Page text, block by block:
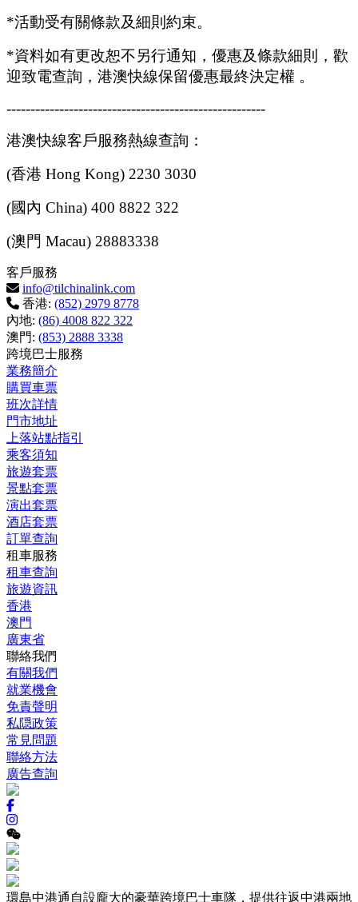
*活動受有關條款及細則約束。
*資料如有更改恕不另行通知，優惠及條款細則，歡
迎致電查詢，港澳快線保留優惠最終決定權 。
------------------------------------------------------
港澳快線客戶服務熱線查詢：
(香港 Hong Kong) 2230 3030
(國內 China) 400 8822 322
(澳門 Macau) 28883338
客戶服務
info@tilchinalink.com
香港: (852) 2979 8778
內地: (86) 4008 822 322
澳門: (853) 2888 3338
跨境巴士服務
業務簡介
購買車票
班次詳情
門市地址
上落站點指引
乘客須知
旅遊套票
景點套票
演出套票
酒店套票
訂單查詢
租車服務
租車查詢
旅遊資訊
香港
澳門
廣東省
聯絡我們
有關我們
就業機會
免責聲明
私隠政策
常見問題
聯絡方法
廣告查詢
環島中港通自設龐大的豪華跨境巴士車隊，提供往返中港兩地